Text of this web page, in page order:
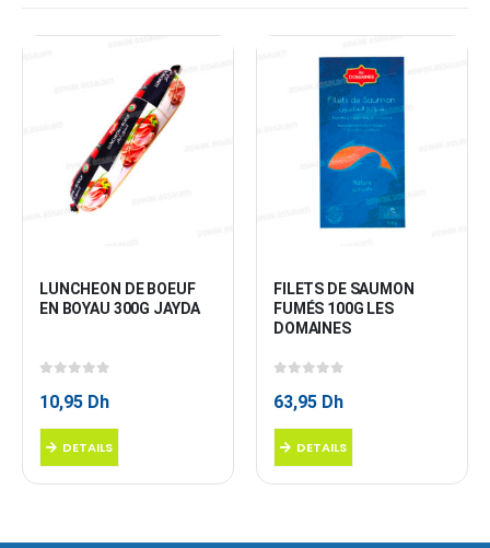
LUNCHEON DE BOEUF
EN BOYAU 300G JAYDA
10,95 Dh
DETAILS
FILETS DE SAUMON
FUMÉS 100G LES
DOMAINES
63,95 Dh
DETAILS